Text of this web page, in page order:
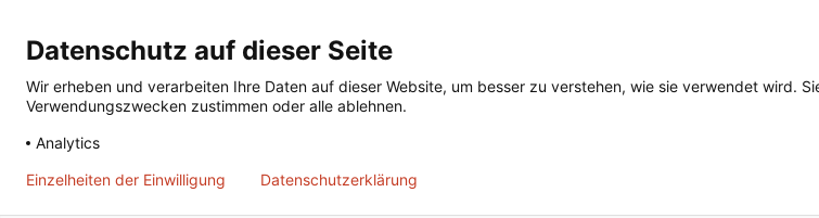
Datenschutz auf dieser Seite
Wir erheben und verarbeiten Ihre Daten auf dieser Website, um besser zu verstehen, wie sie verwendet wird.
Verwendungszwecken zustimmen oder alle ablehnen.
Analytics
Einzelheiten der Einwilligung Datenschutzerklärung